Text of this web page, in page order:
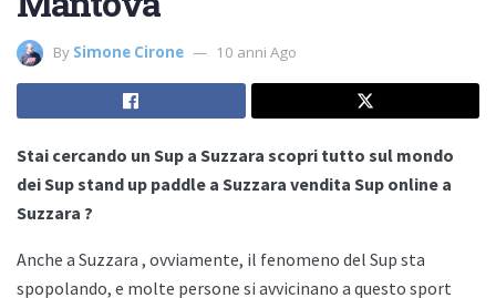
By Simone Cirone 10 anni Ago
Stai cercando un Sup a Suzzara scopri tutto sul mondo
dei Sup stand up paddle a Suzzara vendita Sup online a
Suzzara ?
Anche a Suzzara , ovviamente, il fenomeno del Sup sta
spopolando, e molte persone si avvicinano a questo sport